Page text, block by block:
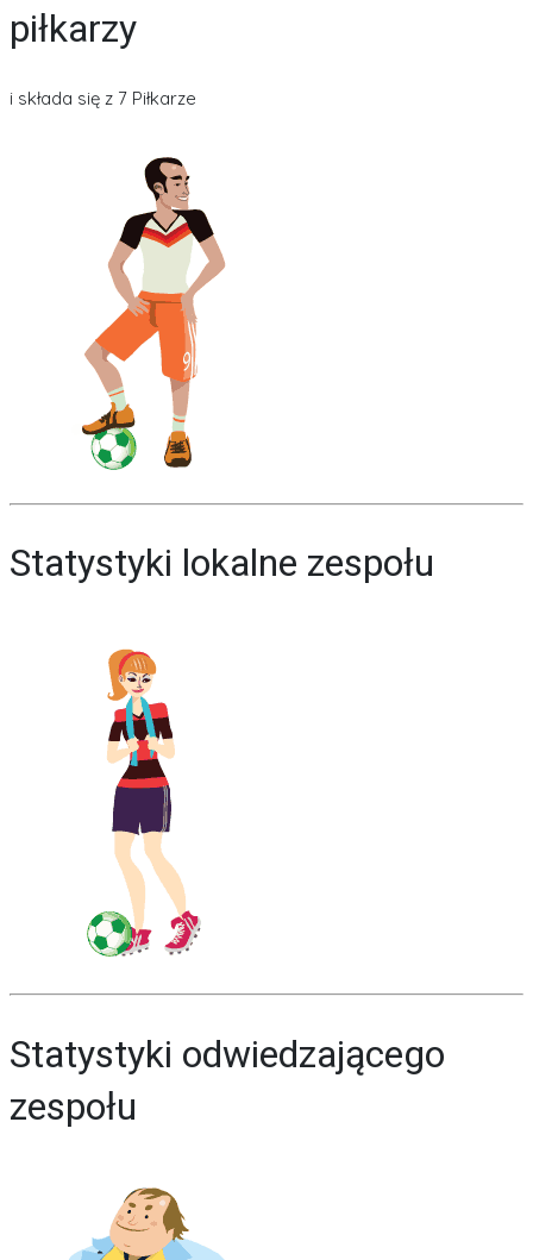
piłkarzy
i składa się z 7 Piłkarze
Statystyki lokalne zespołu
Statystyki odwiedzającego
zespołu